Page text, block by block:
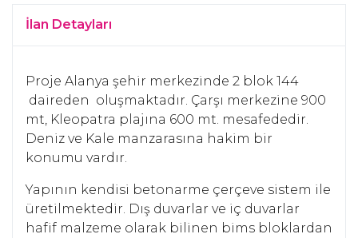
İlan Detayları
Proje Alanya şehir merkezinde 2 blok 144
daireden oluşmaktadır. Çarşı merkezine 900
mt, Kleopatra plajına 600 mt. mesafededir.
Deniz ve Kale manzarasına hakim bir
konumu vardır.
Yapının kendisi betonarme çerçeve sistem ile
üretilmektedir. Dış duvarlar ve iç duvarlar
hafif malzeme olarak bilinen bims bloklardan